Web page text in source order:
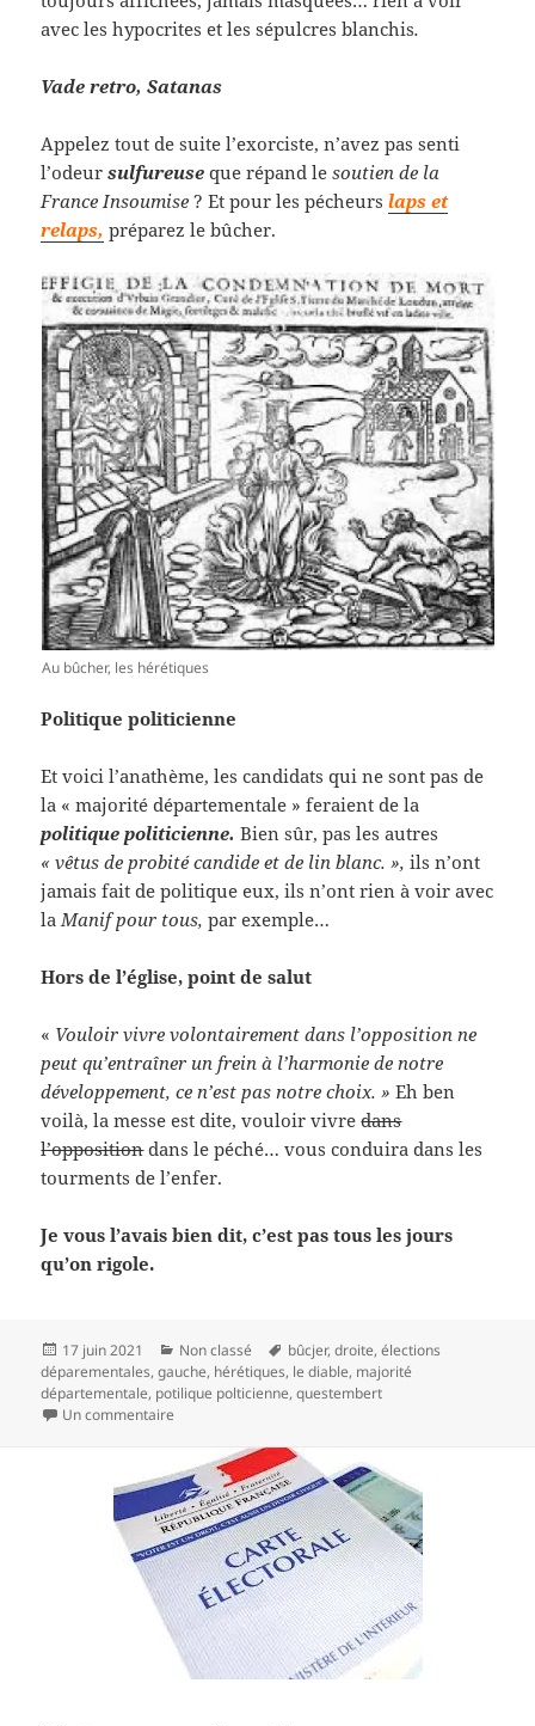
avec les hypocrites et les sépulcres blanchis.
Vade retro, Satanas
Appelez tout de suite l’exorciste, n’avez pas senti
l’odeursulfureuse que répand lesoutien de la
France Insoumise ? Et pour les pécheurslaps et
relaps, préparez le bûcher.
Au bûcher, les hérétiques
Politique politicienne
Et voici l’anathème, les candidats qui ne sont pas de
la « majorité départementale » feraient de la
politique politicienne. Bien sûr, pas les autres
« vêtus de probité candide et de lin blanc. »,ils n’ont
jamais fait de politique eux, ils n’ont rien à voir avec
laManif pour tous, par exemple…
Hors de l’église, point de salut
« Vouloir vivre volontairement dans l’opposition ne
peut qu’entraîner un frein à l’harmonie de notre
développement, ce n’est pas notre choix. »Eh ben
voilà, la messe est dite, vouloir vivredans
l’oppositiondans le péché… vous conduira dans les
tourments de l’enfer.
Je vous l’avais bien dit, c’est pas tous les jours
qu’on rigole.
Publié
le
17 juin 2021 Catégories
Non classé
Mots-
clés
bûcjer,droite,élections
déparementales,gauche, hérétiques, le diable, majorité
départementale, potilique polticienne,questembert
Un commentaire